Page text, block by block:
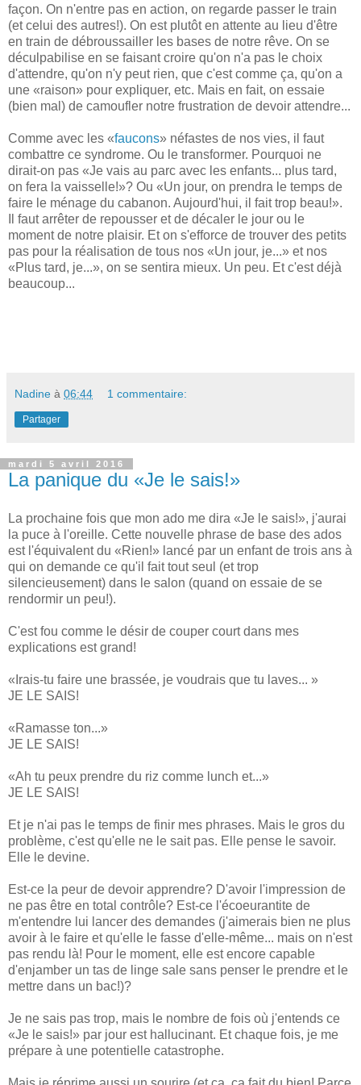
façon. On n'entre pas en action, on regarde passer le train
(et celui des autres!). On est plutôt en attente au lieu d'être
en train de débroussailler les bases de notre rêve. On se
déculpabilise en se faisant croire qu'on n'a pas le choix
d'attendre, qu'on n'y peut rien, que c'est comme ça, qu'on a
une «raison» pour expliquer, etc. Mais en fait, on essaie
(bien mal) de camoufler notre frustration de devoir attendre...
Comme avec les «faucons» néfastes de nos vies, il faut
combattre ce syndrome. Ou le transformer. Pourquoi ne
dirait-on pas «Je vais au parc avec les enfants... plus tard,
on fera la vaisselle!»? Ou «Un jour, on prendra le temps de
faire le ménage du cabanon. Aujourd'hui, il fait trop beau!».
Il faut arrêter de repousser et de décaler le jour ou le
moment de notre plaisir. Et on s'efforce de trouver des petits
pas pour la réalisation de tous nos «Un jour, je...» et nos
«Plus tard, je...», on se sentira mieux. Un peu. Et c'est déjà
beaucoup...
Nadine à 06:44 1 commentaire:
Partager
mardi 5 avril 2016
La panique du «Je le sais!»
La prochaine fois que mon ado me dira «Je le sais!», j'aurai
la puce à l'oreille. Cette nouvelle phrase de base des ados
est l'équivalent du «Rien!» lancé par un enfant de trois ans à
qui on demande ce qu'il fait tout seul (et trop
silencieusement) dans le salon (quand on essaie de se
rendormir un peu!).
C'est fou comme le désir de couper court dans mes
explications est grand!
«Irais-tu faire une brassée, je voudrais que tu laves... »
JE LE SAIS!
«Ramasse ton...»
JE LE SAIS!
«Ah tu peux prendre du riz comme lunch et...»
JE LE SAIS!
Et je n'ai pas le temps de finir mes phrases. Mais le gros du
problème, c'est qu'elle ne le sait pas. Elle pense le savoir.
Elle le devine.
Est-ce la peur de devoir apprendre? D'avoir l'impression de
ne pas être en total contrôle? Est-ce l'écoeurantite de
m'entendre lui lancer des demandes (j'aimerais bien ne plus
avoir à le faire et qu'elle le fasse d'elle-même... mais on n'est
pas rendu là! Pour le moment, elle est encore capable
d'enjamber un tas de linge sale sans penser le prendre et le
mettre dans un bac!)?
Je ne sais pas trop, mais le nombre de fois où j'entends ce
«Je le sais!» par jour est hallucinant. Et chaque fois, je me
prépare à une potentielle catastrophe.